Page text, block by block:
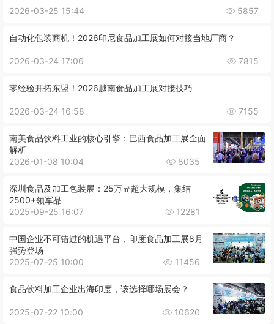
2026-03-25 15:44 5857
自动化包装商机！2026印尼食品加工展如何对接当地厂商？
2026-03-24 17:06 7815
零经验开拓东盟！2026越南食品加工展对接技巧
2026-03-24 16:58 7155
南美食品饮料工业的核心引擎：巴西食品加工展全面
解析
2026-01-08 10:04
8035
深圳食品及加工包装展：25万㎡超大规模，集结
2500+领军品
2025-09-25 16:07
12281
中国企业不可错过的机遇平台，印度食品加工展8月
强势登场
2025-07-25 10:00
11456
食品饮料加工企业出海印度，该选择哪场展会？
2025-07-22 10:00 10620